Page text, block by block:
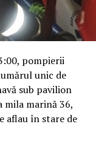
pompierii
unic de
sub pavilion
mila marină 36,
aflau în stare de